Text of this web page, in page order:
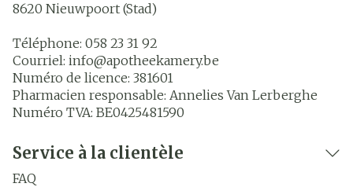
8620 Nieuwpoort (Stad)
Téléphone: 058 23 31 92
Courriel: info@apotheekamery.be
Numéro de licence: 381601
Pharmacien responsable: Annelies Van Lerberghe
Numéro TVA: BE0425481590
Service à la clientèle
FAQ